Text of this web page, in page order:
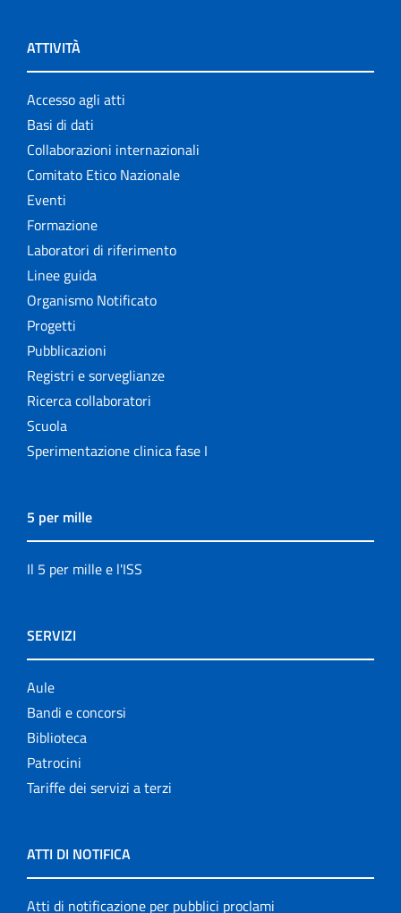
ATTIVITÀ
Accesso agli atti
Basi di dati
Collaborazioni internazionali
Comitato Etico Nazionale
Eventi
Formazione
Laboratori di riferimento
Linee guida
Organismo Notificato
Progetti
Pubblicazioni
Registri e sorveglianze
Ricerca collaboratori
Scuola
Sperimentazione clinica fase I
5 per mille
Il 5 per mille e l'ISS
SERVIZI
Aule
Bandi e concorsi
Biblioteca
Patrocini
Tariffe dei servizi a terzi
ATTI DI NOTIFICA
Atti di notificazione per pubblici proclami